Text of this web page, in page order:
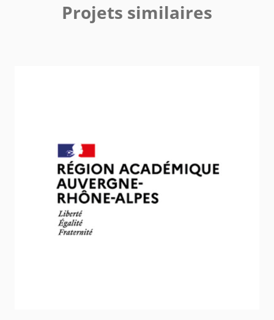
Projets similaires
DRJSCS Auvergne-Rhône-Alpes